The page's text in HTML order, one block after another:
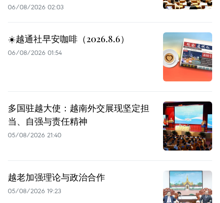
06/08/2026 02:03
☀️越通社早安咖啡（2026.8.6）
06/08/2026 01:54
多国驻越大使：越南外交展现坚定担
当、自强与责任精神
05/08/2026 21:40
越老加强理论与政治合作
05/08/2026 19:23